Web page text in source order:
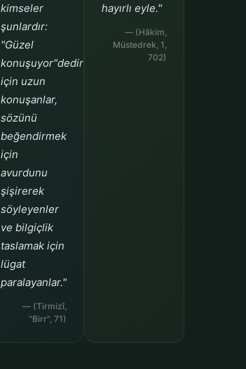
kimseler
şunlardır:
"Güzel
konuşuyor"dedirtmek
için uzun
konuşanlar,
sözünü
beğendirmek
için
avurdunu
şişirerek
söyleyenler
ve bilgiçlik
taslamak için
lügat
paralayanlar."
— (Tirmizî,
"Birr", 71)
hayırlı eyle."
— (Hâkim,
Müstedrek, 1,
702)